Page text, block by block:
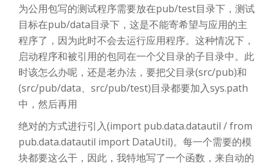
为公用包写的测试程序需要放在pub/test目录下，测试
目标在pub/data目录下，这是不能寄希望与应用的主
程序了，因为此时不会去运行应用程序。这种情况下，
启动程序和被引用的包同在一个父目录的子目录中。此
时该怎么办呢，还是老办法，要把父目录(src/pub)和
(src/pub/data、src/pub/test)目录都要加入sys.path
中，然后再用
绝对的方式进行引入(import pub.data.datautil / from
pub.data.datautil import DataUtil)。每一个需要的模
块都要这么干，因此，我特地写了一个函数，来自动的